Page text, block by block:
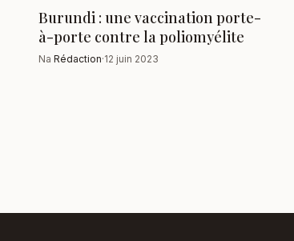
Burundi : une vaccination porte-
à-porte contre la poliomyélite
Na Rédaction·12 juin 2023